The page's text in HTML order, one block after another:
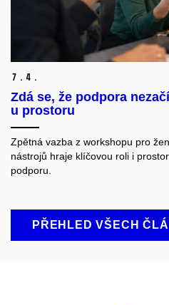
7. 4.
Zdá se, že podpora
u prostoru
Zpětná vazba z workshopu pro
nástrojů hraje klíčovou roli i
podporu.
PŘEHLED VŠECH